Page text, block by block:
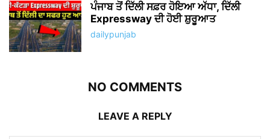
ਪੰਜਾਬ ਤੋਂ ਦਿੱਲੀ ਸਫ਼ਰ ਹੋਇਆ ਅੱਧਾ, ਦਿੱਲੀ
Expressway ਦੀ ਹੋਈ ਸ਼ੁਰੂਆਤ
dailypunjab
NO COMMENTS
LEAVE A REPLY